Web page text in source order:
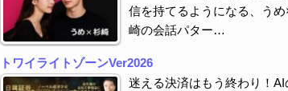
信を持てるようになる、う
崎の会話パター…
トワイライトゾーンVer2026
迷える決済はもう終わり！AI